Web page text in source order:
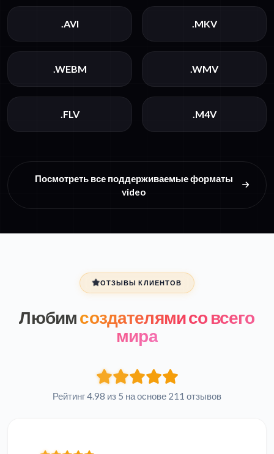
.AVI .MKV
.WEBM .WMV
.FLV .M4V
Посмотреть все поддерживаемые форматы
video
ОТЗЫВЫ КЛИЕНТОВ
Любимсоздателями со всего
мира
Рейтинг 4.98 из 5 на основе 211 отзывов